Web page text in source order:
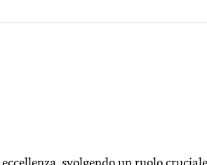
svolgendo un ruolo